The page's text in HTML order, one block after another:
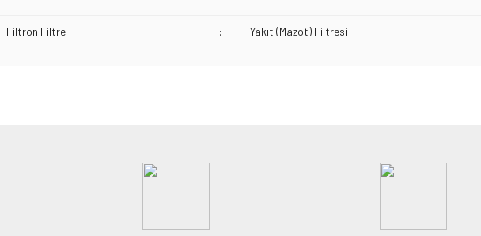
Filtron Filtre : Yakıt (Mazot) Filtresi